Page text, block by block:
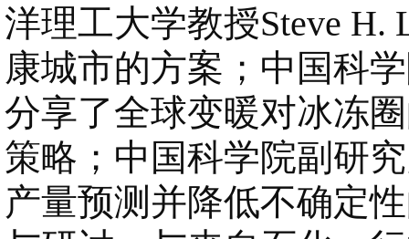
洋理工大学教授Steve
康城市的方案；中国科
分享了全球变暖对冰冻
策略；中国科学院副研
产量预测并降低不确定